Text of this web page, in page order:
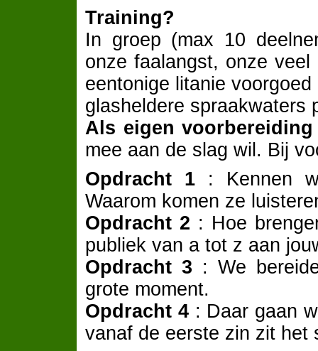
Training?
In groep (max 10
onze faalangst, onze
eentonige litanie
glasheldere spraakwaters
Als eigen
mee aan de slag wil. Bij
Opdracht 1 : Kennen
Waarom komen ze
Opdracht 2 : Hoe
publiek van a tot z aan
Opdracht 3 : We
grote moment.
Opdracht 4 : Daar gaan
vanaf de eerste zin zit het